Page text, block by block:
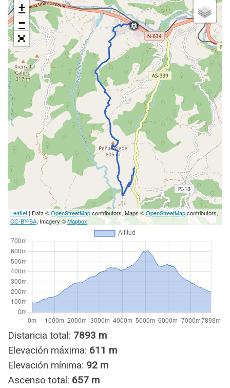
+
−
Leaflet | Data ©OpenStreetMapcontributors, Maps ©OpenStreetMapcontributors,
CC-BY-SA, Imagery ©Mapbox
Distancia total: 7893 m
Elevación máxima: 611 m
Elevación mínima: 92 m
Ascenso total: 657 m